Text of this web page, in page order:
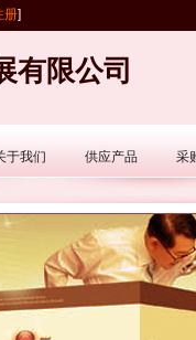
册]
有限公司
于我们 供应产品 采